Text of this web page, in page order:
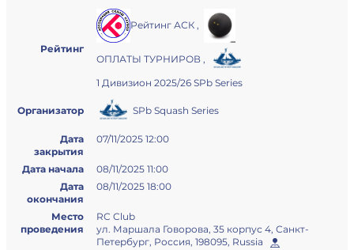
Рейтинг
Рейтинг АСК ,
ОПЛАТЫ ТУРНИРОВ ,
1 Дивизион 2025/26 SPb Series
Организатор SPb Squash Series
Дата
закрытия
07/11/2025 12:00
Дата начала
08/11/2025 11:00
Дата
окончания
08/11/2025 18:00
Место
проведения
RC Club
ул. Маршала Говорова, 35 корпус 4, Санкт-
Петербург, Россия, 198095, Russia